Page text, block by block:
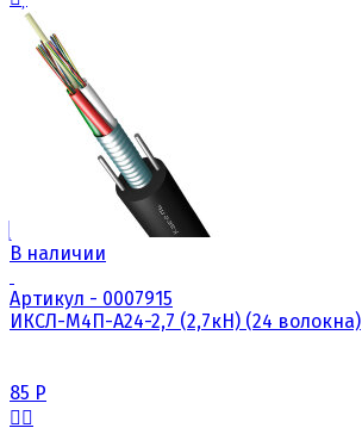
В наличии
Артикул - 0007915
ИКСЛ-М4П-А24-2,7 (2,7кН) (24 волокна)
85 Р